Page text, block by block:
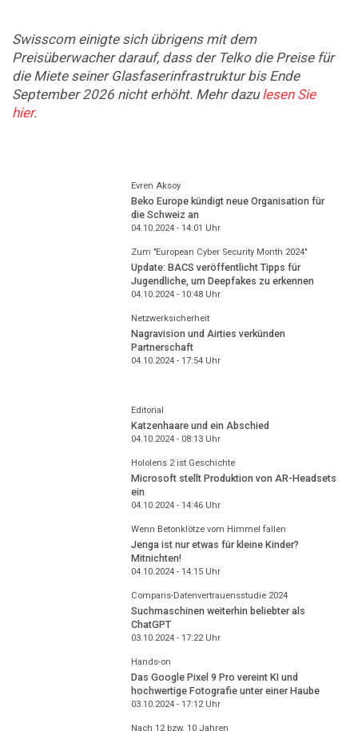
Swisscom einigte sich übrigens mit dem
Preisüberwacher darauf, dass der Telko die Preise für
die Miete seiner Glasfaserinfrastruktur bis Ende
September 2026 nicht erhöht. Mehr dazulesen Sie
hier.
Evren Aksoy
Beko Europe kündigt neue Organisation für
die Schweiz an
04.10.2024 - 14:01 Uhr
Zum "European Cyber Security Month 2024"
Update: BACS veröffentlicht Tipps für
Jugendliche, um Deepfakes zu erkennen
04.10.2024 - 10:48Uhr
Netzwerksicherheit
Nagravision und Airties verkünden
Partnerschaft
04.10.2024 - 17:54Uhr
Editorial
Katzenhaare und ein Abschied
04.10.2024 - 08:13Uhr
Hololens 2 ist Geschichte
Microsoft stellt Produktion von AR-Headsets
ein
04.10.2024 - 14:46Uhr
Wenn Betonklötze vom Himmel fallen
Jenga ist nur etwas für kleine Kinder?
Mitnichten!
04.10.2024 - 14:15Uhr
Comparis-Datenvertrauensstudie 2024
Suchmaschinen weiterhin beliebter als
ChatGPT
03.10.2024 - 17:22Uhr
Hands-on
Das Google Pixel 9 Pro vereint KI und
hochwertige Fotografie unter einer Haube
03.10.2024 - 17:12Uhr
Nach 12 bzw. 10 Jahren